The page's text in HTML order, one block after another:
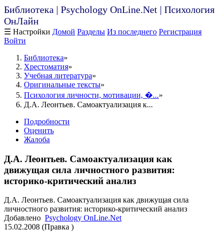
Библиотека | Psychology OnLine.Net | Психология
ОнЛайн
☰ Настройки Домой Разделы Из последнего Регистрация
Войти
Библиотека
Хрестоматия
Учебная литература
Оригинальные тексты
Психология личности, мотивации, �...
Д.А. Леонтьев. Самоактуализация к...
Подробности
Оценить
Жалоба
Д.А. Леонтьев. Самоактуализация как
движущая сила личностного развития:
историко-критический анализ
Д.А. Леонтьев. Самоактуализация как движущая сила
личностного развития: историко-критический анализ
Добавлено Psychology OnLine.Net
15.02.2008 (Правка )